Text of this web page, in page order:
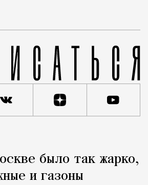
было так жарко,
и газоны